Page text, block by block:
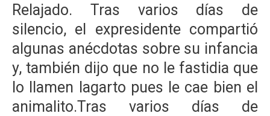
Relajado. Tras varios días de
silencio, el expresidente compartió
algunas anécdotas sobre su infancia
y, también dijo que no le fastidia que
lo llamen lagarto pues le cae bien el
animalito.Tras varios días de